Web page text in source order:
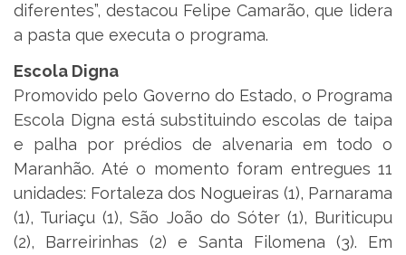
diferentes”, destacou Felipe Camarão, que lidera
a pasta que executa o programa.
Escola Digna
Promovido pelo Governo do Estado, o Programa
Escola Digna está substituindo escolas de taipa
e palha por prédios de alvenaria em todo o
Maranhão. Até o momento foram entregues 11
unidades: Fortaleza dos Nogueiras (1), Parnarama
(1), Turiaçu (1), São João do Sóter (1), Buriticupu
(2), Barreirinhas (2) e Santa Filomena (3). Em